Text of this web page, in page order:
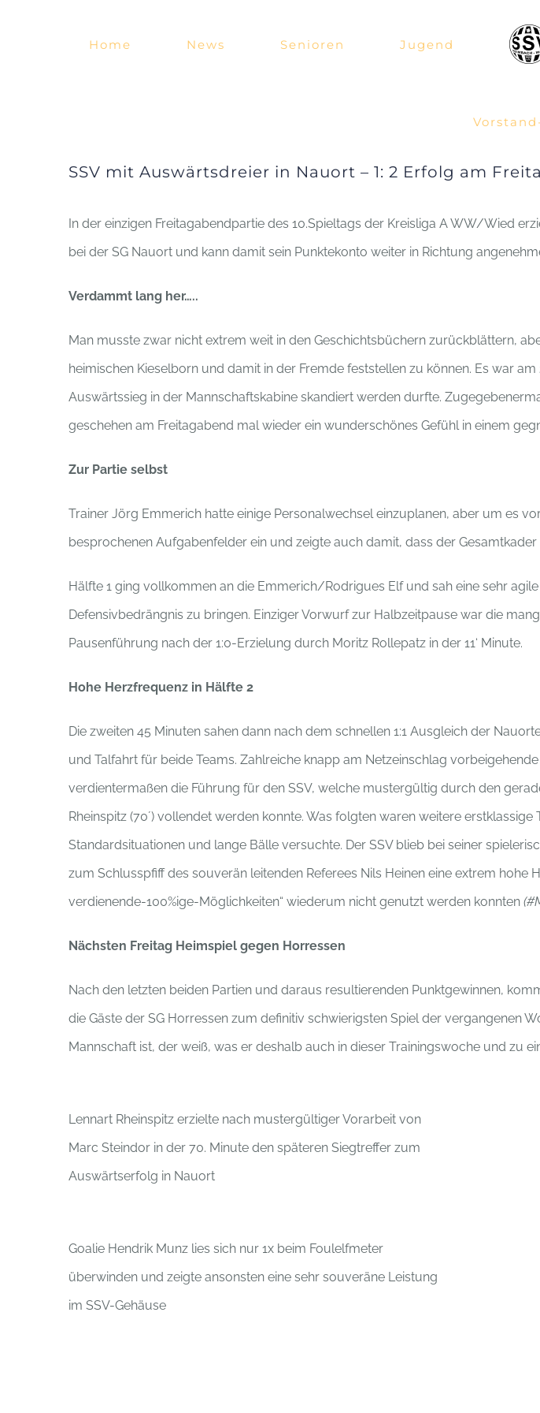
Home News Senioren Jugend
SSV mit Auswärtsdreier in Nauort – 1: 2 Erfolg am
In der einzigen Freitagabendpartie des 10.Spieltags der Kreisliga A WW/Wied
bei der SG Nauort und kann damit sein Punktekonto weiter in Richtung
Verdammt lang her…..
Man musste zwar nicht extrem weit in den Geschichtsbüchern zurückblättern,
heimischen Kieselborn und damit in der Fremde feststellen zu können. Es war
Auswärtssieg in der Mannschaftskabine skandiert werden durfte.
geschehen am Freitagabend mal wieder ein wunderschönes Gefühl in einem
Zur Partie selbst
Trainer Jörg Emmerich hatte einige Personalwechsel einzuplanen, aber um es
besprochenen Aufgabenfelder ein und zeigte auch damit, dass der
Hälfte 1 ging vollkommen an die Emmerich/Rodrigues Elf und sah eine sehr
Defensivbedrängnis zu bringen. Einziger Vorwurf zur Halbzeitpause war die
Pausenführung nach der 1:0-Erzielung durch Moritz Rollepatz in der 11‘ Minute.
Hohe Herzfrequenz in Hälfte 2
Die zweiten 45 Minuten sahen dann nach dem schnellen 1:1 Ausgleich der
und Talfahrt für beide Teams. Zahlreiche knapp am Netzeinschlag
verdientermaßen die Führung für den SSV, welche mustergültig durch den
Rheinspitz (70´) vollendet werden konnte. Was folgten waren weitere
Standardsituationen und lange Bälle versuchte. Der SSV blieb bei seiner
zum Schlusspfiff des souverän leitenden Referees Nils Heinen eine extrem
verdienende-100%ige-Möglichkeiten“ wiederum nicht genutzt werden konnten
Nächsten Freitag Heimspiel gegen Horressen
Nach den letzten beiden Partien und daraus resultierenden Punktgewinnen,
die Gäste der SG Horressen zum definitiv schwierigsten Spiel der vergangenen
Mannschaft ist, der weiß, was er deshalb auch in dieser Trainingswoche und zu
Lennart Rheinspitz erzielte nach mustergültiger Vorarbeit von
Marc Steindor in der 70. Minute den späteren Siegtreffer zum
Auswärtserfolg in Nauort
Goalie Hendrik Munz lies sich nur 1x beim Foulelfmeter
überwinden und zeigte ansonsten eine sehr souveräne Leistung
im SSV-Gehäuse